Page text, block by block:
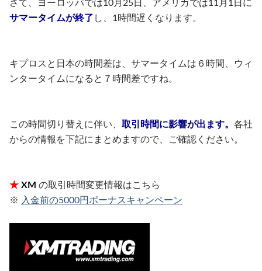
さて、ヨーロッパでは10月25日、アメリカでは11月1日に
サマータイムが終了 し、1時間遅くなります。
キプロスと日本の時間差は、サマータイムは６時間、ウィ
ンタータイムになると７時間差ですね。
この時間切り替えに伴い、 取引時間に影響が出ます。 各社
からの情報を下記にまとめますので、ご確認ください。
★ XM の取引時間変更情報はこちら
※ 入金前の5000円ボーナスキャンペーン